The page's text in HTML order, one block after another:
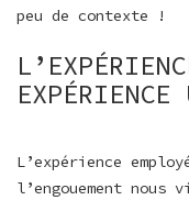
peu de contexte !
L’expérience
l’engouement nous